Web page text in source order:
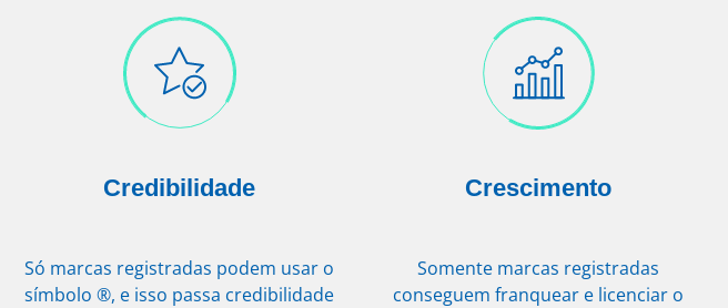
Credibilidade
Só marcas registradas podem usar o
símbolo ®, e isso passa credibilidade
Crescimento
Somente marcas registradas
conseguem franquear e licenciar o